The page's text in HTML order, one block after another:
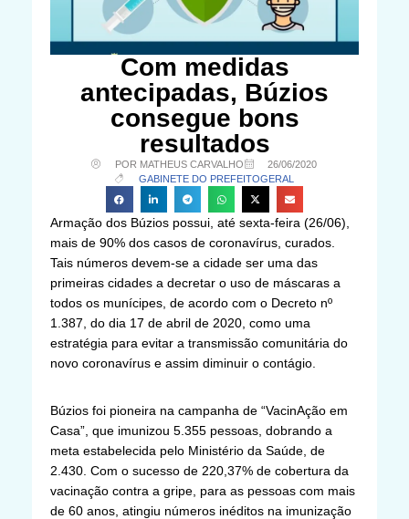
Com medidas
antecipadas, Búzios
consegue bons
resultados
POR MATHEUS CARVALHO
26/06/2020
GABINETE DO PREFEITOGERAL
Armação dos Búzios possui, até sexta-feira (26/06),
mais de 90% dos casos de coronavírus, curados.
Tais números devem-se a cidade ser uma das
primeiras cidades a decretar o uso de máscaras a
todos os munícipes, de acordo com o Decreto nº
1.387, do dia 17 de abril de 2020, como uma
estratégia para evitar a transmissão comunitária do
novo coronavírus e assim diminuir o contágio.
Búzios foi pioneira na campanha de “VacinAção em
Casa”, que imunizou 5.355 pessoas, dobrando a
meta estabelecida pelo Ministério da Saúde, de
2.430. Com o sucesso de 220,37% de cobertura da
vacinação contra a gripe, para as pessoas com mais
de 60 anos, atingiu números inéditos na imunização